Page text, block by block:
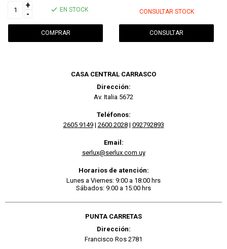
+
-
EN STOCK CONSULTAR STOCK
CONSULTAR
CASA CENTRAL CARRASCO
Dirección:
Av. Italia 5672
Teléfonos:
2605 9149| 2600 2028| 092792893
Email:
serlux@serlux.com.uy
Horarios de atención:
Lunes a Viernes: 9:00 a 18:00 hrs
Sábados: 9:00 a 15:00 hrs
PUNTA CARRETAS
Dirección:
Francisco Ros 2781